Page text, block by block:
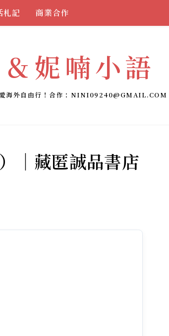
札記 商業合作
妮喃小語
海外自由行！合作： NINI09240@GMAIL.COM
｜藏匿誠品書店